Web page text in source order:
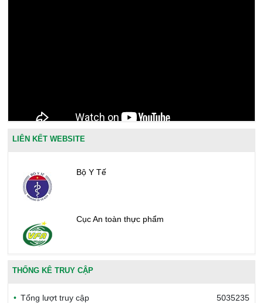
LIÊN KẾT WEBSITE
Bộ Y Tế
Cục An toàn thực phẩm
Văn phòng công nhận chất lượng
THỐNG KÊ TRUY CẬP
Tổng lượt truy cập
5035235